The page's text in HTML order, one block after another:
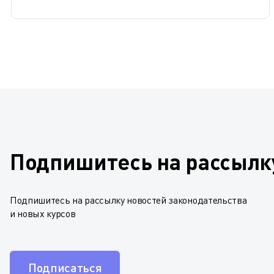
Подпишитесь на
Подпишитесь на рассылку новостей законодательства
и новых курсов
Подписаться